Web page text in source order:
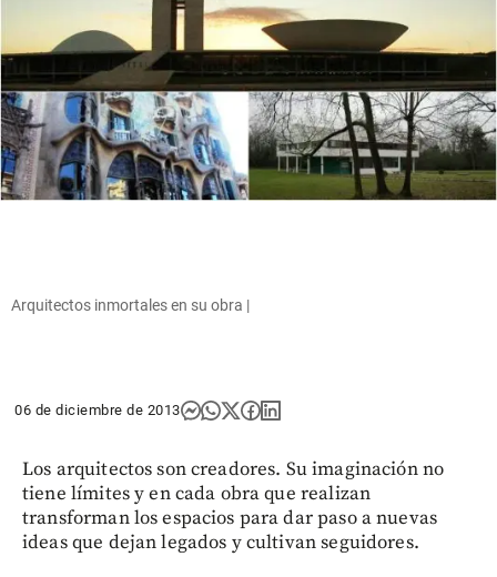
Arquitectos inmortales en su obra |
06 de diciembre de 2013
Los arquitectos son creadores. Su imaginación no
tiene límites y en cada obra que realizan
transforman los espacios para dar paso a nuevas
ideas que dejan legados y cultivan seguidores.